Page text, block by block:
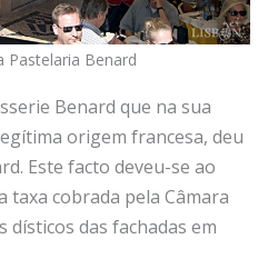
Pastelaria Benard
Benard que na sua
origem francesa, deu
Este facto deveu-se ao
cobrada pela Câmara
dísticos das fachadas em